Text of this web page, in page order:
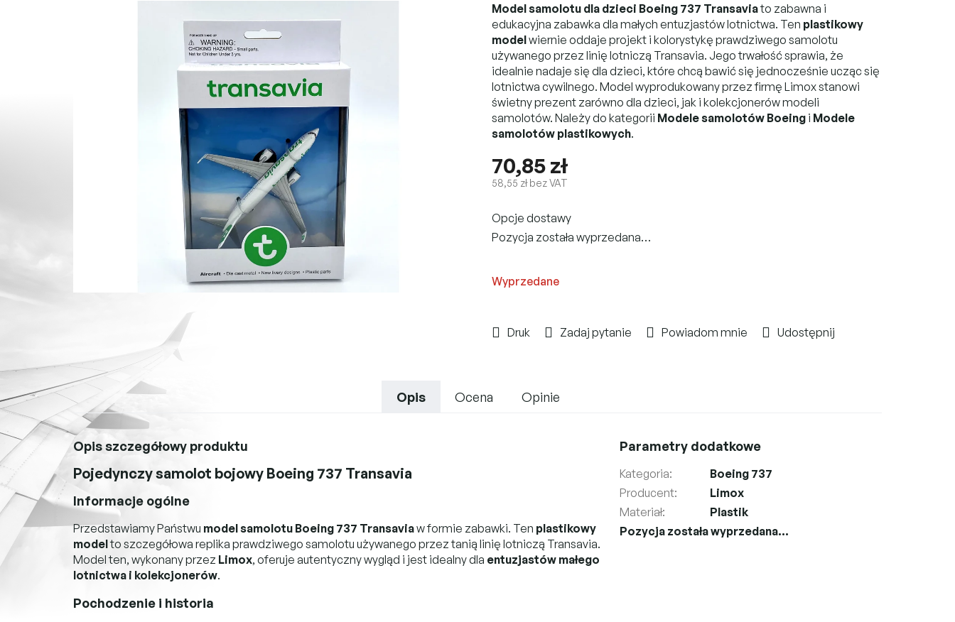
70,85 zł
58,55 zł bez VAT
jednostkowa:
Wyprzedane
Opcje dostawy
Pozycja została wyprzedana…
Model samolotu dla dzieci Boeing 737 Transaviato zabawna i
edukacyjna zabawka dla małych entuzjastów lotnictwa. Ten plastikowy
modelwiernie oddaje projekt i kolorystykę prawdziwego samolotu
używanego przez linię lotniczą Transavia. Jego trwałość sprawia, że
idealnie nadaje się dla dzieci, które chcą bawić się jednocześnie ucząc się
lotnictwa cywilnego. Model wyprodukowany przez firmę Limox stanowi
świetny prezent zarówno dla dzieci, jak i kolekcjonerów modeli
samolotów. Należy do kategorii Modele samolotów Boeing i Modele
samolotów plastikowych.
Druk Zadaj pytanie Powiadom mnie Udostępnij
Opis Ocena Opinie
Opis szczegółowy produktu
Pojedynczy samolot bojowy Boeing 737 Transavia
Informacje ogólne
Przedstawiamy Państwu model samolotu Boeing 737 Transaviaw formie zabawki. Ten plastikowy
modelto szczegółowa replika prawdziwego samolotu używanego przez tanią linię lotniczą Transavia.
Model ten, wykonany przez Limox, oferuje autentyczny wygląd i jest idealny dla entuzjastów małego
lotnictwa i kolekcjonerów.
Pochodzenie i historia
Parametry dodatkowe
Kategoria:
Boeing 737
Producent:
Limox
Materiał:
Plastik
Pozycja została wyprzedana…